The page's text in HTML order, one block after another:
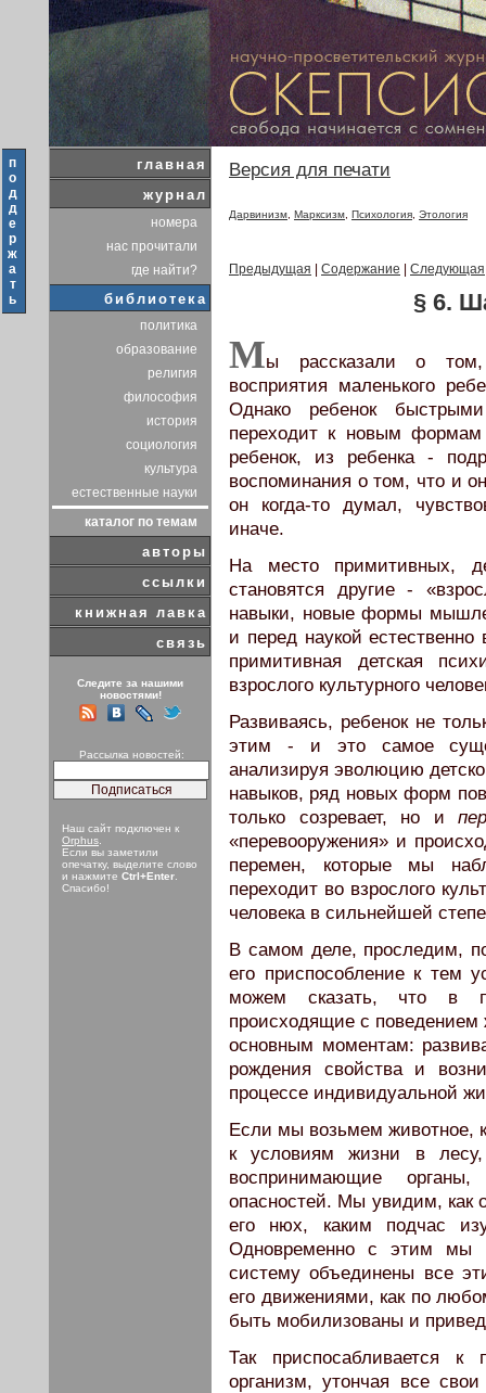
п
о
д
д
е
р
ж
а
т
ь
главная
журнал
номера
нас прочитали
где найти?
библиотека
политика
образование
религия
философия
история
социология
культура
естественные науки
каталог по темам
авторы
ссылки
книжная лавка
связь
Следите за нашими
новостями!
Рассылка новостей:
Наш сайт подключен к
Orphus
Если вы заметили
опечатку, выделите слово
и нажмите Ctrl+Enter
Спасибо!
Версия для печати
Дарвинизм Марксизм Психология Этология
Предыдущая Содержание Следующая
§ 6.
Мы рассказали о том,
восприятия маленького
Однако ребенок
переходит к новым формам
ребенок, из ребенка -
воспоминания о том, что и
он когда-то думал,
иначе.
На место примитивных,
становятся другие -
навыки, новые формы
и перед наукой
примитивная детская
взрослого культурного
Развиваясь, ребенок не
этим - и это самое
анализируя эволюцию
навыков, ряд новых форм
только созревает, но и
«перевооружения» и
перемен, которые мы
переходит во взрослого
человека в сильнейшей
В самом деле, проследим,
его приспособление к тем
можем сказать, что в
происходящие с поведением
основным моментам:
рождения свойства и
процессе индивидуальной
Если мы возьмем животное,
к условиям жизни в
воспринимающие
опасностей. Мы увидим, как
его нюх, каким подчас
Одновременно с этим мы
систему объединены все
его движениями, как по
быть мобилизованы и
Так приспосабливается к
организм, утончая все